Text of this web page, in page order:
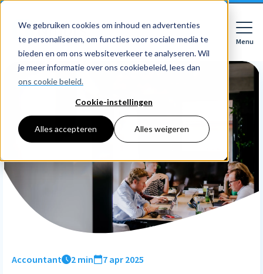
We gebruiken cookies om inhoud en advertenties
te personaliseren, om functies voor sociale media te
bieden en om ons websiteverkeer te analyseren. Wil
je meer informatie over ons cookiebeleid, lees dan
ons cookie beleid.
Cookie-instellingen
Alles accepteren Alles weigeren
Menu
Close
Softwarepakketten
Voor bedrijven
Employee Self Service
Inloggen
Features
HR dashboards
HR workflows
Verlofregistratie
Prijzen
Voor bedrijven
Voor accountants
Ontdek
Resources
Accountant 2 min 7 apr 2025